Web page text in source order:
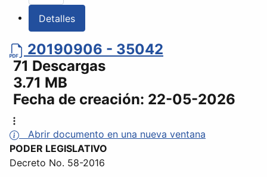
Detalles
20190906 - 35042
71 Descargas
3.71 MB
Fecha de creación: 22-05-2026
Abrir documento en una nueva ventana
PODER LEGISLATIVO
Decreto No. 58-2016